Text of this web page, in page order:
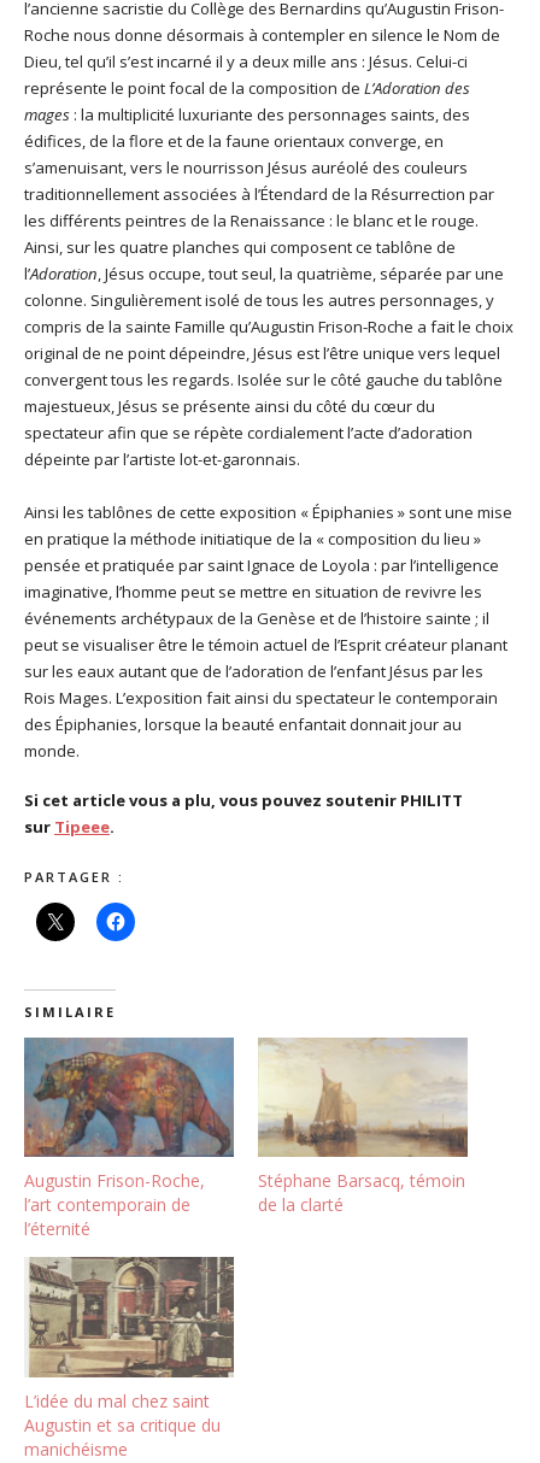
l’ancienne sacristie du Collège des Bernardins qu’Augustin Frison-
Roche nous donne désormais à contempler en silence le Nom de
Dieu, tel qu’il s’est incarné il y a deux mille ans : Jésus. Celui-ci
représente le point focal de la composition de L’Adoration des
mages : la multiplicité luxuriante des personnages saints, des
édifices, de la flore et de la faune orientaux converge, en
s’amenuisant, vers le nourrisson Jésus auréolé des couleurs
traditionnellement associées à l’Étendard de la Résurrection par
les différents peintres de la Renaissance : le blanc et le rouge.
Ainsi, sur les quatre planches qui composent ce tablône de
l’Adoration, Jésus occupe, tout seul, la quatrième, séparée par une
colonne. Singulièrement isolé de tous les autres personnages, y
compris de la sainte Famille qu’Augustin Frison-Roche a fait le choix
original de ne point dépeindre, Jésus est l’être unique vers lequel
convergent tous les regards. Isolée sur le côté gauche du tablône
majestueux, Jésus se présente ainsi du côté du cœur du
spectateur afin que se répète cordialement l’acte d’adoration
dépeinte par l’artiste lot-et-garonnais.
Ainsi les tablônes de cette exposition «Épiphanies » sont une mise
en pratique la méthode initiatique de la « composition du lieu »
pensée et pratiquée par saint Ignace de Loyola : par l’intelligence
imaginative, l’homme peut se mettre en situation de revivre les
événements archétypaux de la Genèse et de l’histoire sainte ; il
peut se visualiser être le témoin actuel de l’Esprit créateur planant
sur les eaux autant que de l’adoration de l’enfant Jésus par les
Rois Mages. L’exposition fait ainsi du spectateur le contemporain
des Épiphanies, lorsque la beauté enfantait donnait jour au
monde.
Si cet article vous a plu, vous pouvez soutenir PHILITT
sur Tipeee.
PARTAGER :
SIMILAIRE
Augustin Frison-Roche,
l’art contemporain de
l’éternité
Stéphane Barsacq, témoin
de la clarté
L’idée du mal chez saint
Augustin et sa critique du
manichéisme